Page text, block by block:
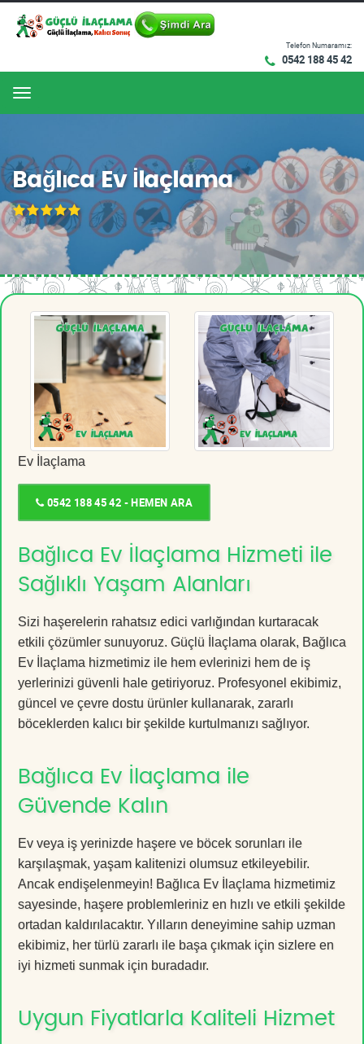
Telefon Numaramız:
0542 188 45 42
Menu
Bağlıca Ev İlaçlama
Ev İlaçlama
0542 188 45 42 - HEMEN ARA
Bağlıca Ev İlaçlama Hizmeti ile
Sağlıklı Yaşam Alanları
Sizi haşerelerin rahatsız edici varlığından kurtaracak
etkili çözümler sunuyoruz. Güçlü İlaçlama olarak, Bağlıca
Ev İlaçlama hizmetimiz ile hem evlerinizi hem de iş
yerlerinizi güvenli hale getiriyoruz. Profesyonel ekibimiz,
güncel ve çevre dostu ürünler kullanarak, zararlı
böceklerden kalıcı bir şekilde kurtulmanızı sağlıyor.
Bağlıca Ev İlaçlama ile
Güvende Kalın
Ev veya iş yerinizde haşere ve böcek sorunları ile
karşılaşmak, yaşam kalitenizi olumsuz etkileyebilir.
Ancak endişelenmeyin! Bağlıca Ev İlaçlama hizmetimiz
sayesinde, haşere problemleriniz en hızlı ve etkili şekilde
ortadan kaldırılacaktır. Yılların deneyimine sahip uzman
ekibimiz, her türlü zararlı ile başa çıkmak için sizlere en
iyi hizmeti sunmak için buradadır.
Uygun Fiyatlarla Kaliteli Hizmet